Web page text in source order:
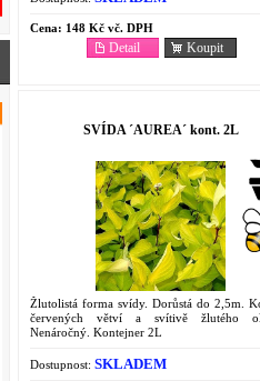
Cena: 148 Kč vč. DPH
Koupit
Detail
SVÍDA ´AUREA´ kont. 2L
Žlutolistá forma svídy. Dorůstá do 2,5m.
červených větví a svítivě žlutého
Nenáročný. Kontejner 2L
Dostupnost: SKLADEM